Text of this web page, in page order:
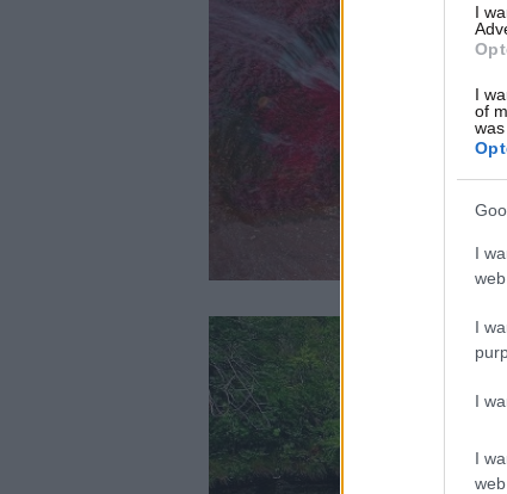
I
I
of
was
I
I
I
I